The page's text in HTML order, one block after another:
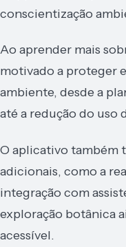
conscientização
Ao aprender mais
motivado a proteger
ambiente, desde a
até a redução do uso
O aplicativo também
adicionais, como a
integração com
exploração botânica
acessível.